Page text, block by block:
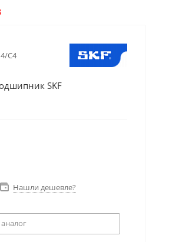
C4
SKF
Нашли дешевле?